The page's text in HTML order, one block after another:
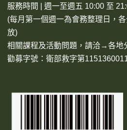
服務時間 | 週一至週五 10:00 至
(每月第一個週一為會務整理日，
放)
相關課程及活動問題，請洽→各地
勸募字號：衛部救字第